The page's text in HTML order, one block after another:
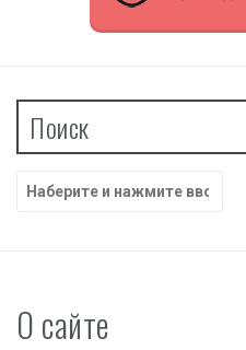
Поиск
Найти:
О сайте